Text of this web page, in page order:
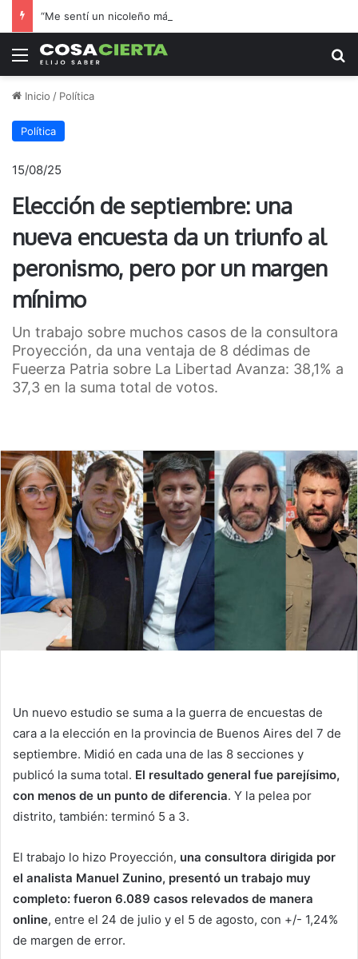
Menú
Inicio / Política
Política
15/08/25
Elección de septiembre: una
nueva encuesta da un triunfo al
peronismo, pero por un margen
mínimo
Un trabajo sobre muchos casos de la consultora
Proyección, da una ventaja de 8 dédimas de
Fueerza Patria sobre La Libertad Avanza: 38,1% a
37,3 en la suma total de votos.
Un nuevo estudio se suma a la guerra de encuestas de
cara a la elección en la provincia de Buenos Aires del 7 de
septiembre. Midió en cada una de las 8 secciones y
publicó la suma total. El resultado general fue parejísimo,
con menos de un punto de diferencia. Y la pelea por
distrito, también: terminó 5 a 3.
El trabajo lo hizo Proyección, una consultora dirigida por
el analista Manuel Zunino, presentó un trabajo muy
completo: fueron 6.089 casos relevados de manera
online, entre el 24 de julio y el 5 de agosto, con +/- 1,24%
de margen de error.